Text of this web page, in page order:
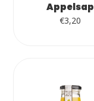
Appelsap
€3,20